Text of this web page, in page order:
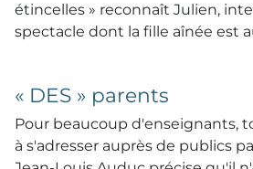
étincelles » reconnaît Julien,
spectacle dont la fille aînée est
« DES » parents
Pour beaucoup d'enseignants,
à s'adresser auprès de publics